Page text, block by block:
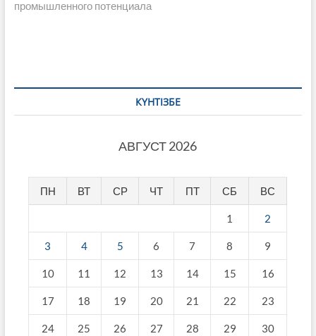
промышленного потенциала
КҮНТІЗБЕ
АВГУСТ 2026
ПН ВТ СР ЧТ ПТ СБ ВС
1 2
3 4 5 6 7 8 9
10 11 12 13 14 15 16
17 18 19 20 21 22 23
24 25 26 27 28 29 30